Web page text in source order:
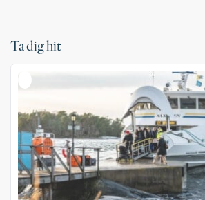
Ta dig hit